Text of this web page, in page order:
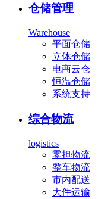
仓储管理
Warehouse
平面仓储
立体仓储
电商云仓
恒温仓储
系统支持
综合物流
logistics
零担物流
整车物流
市内配送
大件运输